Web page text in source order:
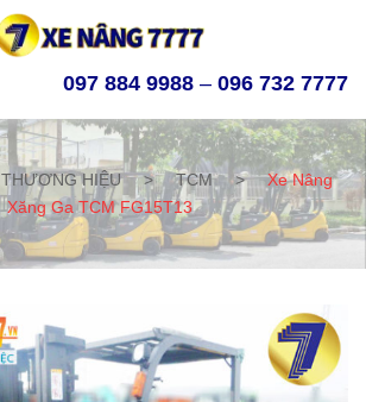
097 884 9988 – 096 732 7777
THƯƠNG HIỆU > TCM >
Xe Nâng
Xăng Ga TCM FG15T13